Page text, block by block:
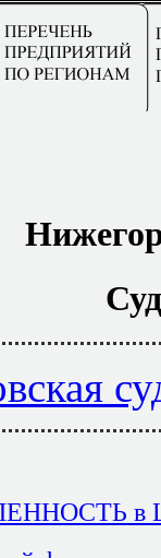
в